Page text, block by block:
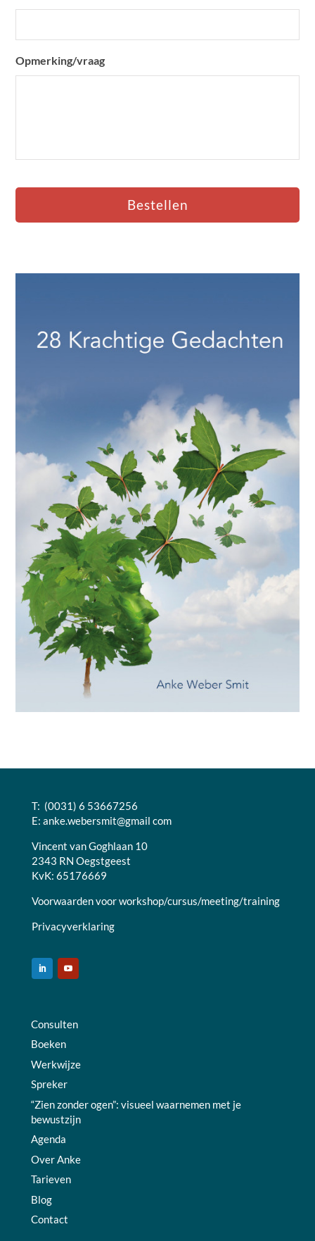
Opmerking/vraag
T: (0031) 6 53667256
E: anke.webersmit@gmail com
Vincent van Goghlaan 10
2343 RN Oegstgeest
KvK: 65176669
Voorwaarden voor workshop/cursus/meeting/training
Privacyverklaring
Consulten
Boeken
Werkwijze
Spreker
“Zien zonder ogen”: visueel waarnemen met je
bewustzijn
Agenda
Over Anke
Tarieven
Blog
Contact